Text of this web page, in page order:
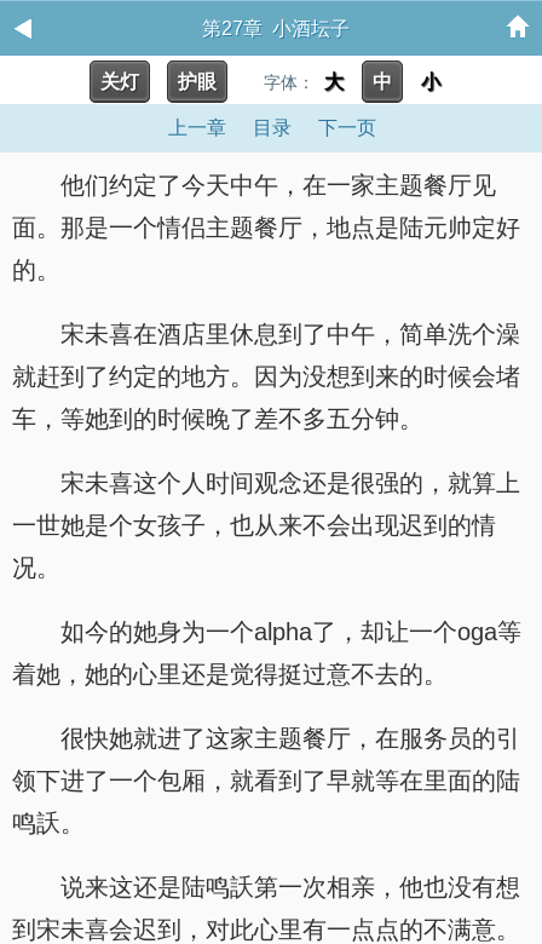
第27章 小酒坛子
关灯 护眼 字体： 大 中 小
上一章 目录 下一页
他们约定了今天中午，在一家主题餐厅见
面。那是一个情侣主题餐厅，地点是陆元帅定好
的。
宋未喜在酒店里休息到了中午，简单洗个澡
就赶到了约定的地方。因为没想到来的时候会堵
车，等她到的时候晚了差不多五分钟。
宋未喜这个人时间观念还是很强的，就算上
一世她是个女孩子，也从来不会出现迟到的情
况。
如今的她身为一个alpha了，却让一个oga等
着她，她的心里还是觉得挺过意不去的。
很快她就进了这家主题餐厅，在服务员的引
领下进了一个包厢，就看到了早就等在里面的陆
鸣訞。
说来这还是陆鸣訞第一次相亲，他也没有想
到宋未喜会迟到，对此心里有一点点的不满意。